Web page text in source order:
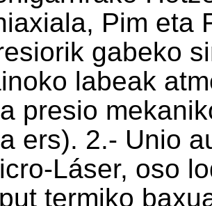
Pim eta
gabeko
labeak
presio
ers). 2.- Unio
Láser, oso
termiko